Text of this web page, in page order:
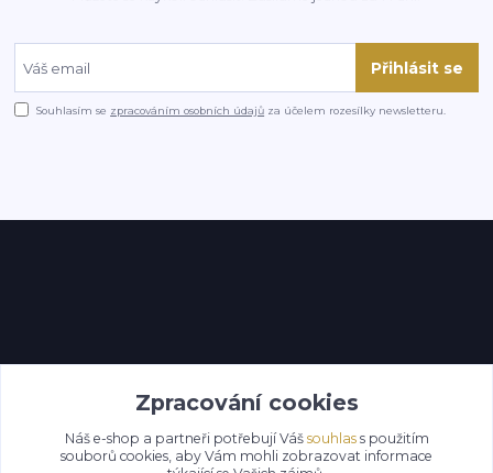
Přihlásit se
Souhlasím se zpracováním osobních údajů za účelem rozesílky newsletteru.
Zpracování cookies
Náš e-shop a partneři potřebují Váš souhlass použitím
souborů cookies, aby Vám mohli zobrazovat informace